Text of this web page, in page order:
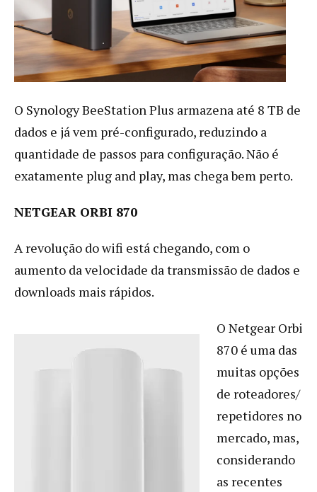
O Synology BeeStation Plus armazena até 8 TB de
dados e já vem pré-configurado, reduzindo a
quantidade de passos para configuração. Não é
exatamente plug and play, mas chega bem perto.
NETGEAR ORBI 870
A revolução do wifi está chegando, com o
aumento da velocidade da transmissão de dados e
downloads mais rápidos.
O Netgear Orbi
870 é uma das
muitas opções
de roteadores/
repetidores no
mercado, mas,
considerando
as recentes